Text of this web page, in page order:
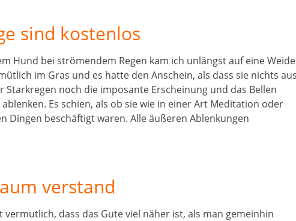
sind kostenlos
Hund bei strömendem Regen kam ich unlängst auf eine Weide
im Gras und es hatte den Anschein, als dass sie nichts
noch die imposante Erscheinung und das Bellen
Es schien, als ob sie wie in einer Art Meditation oder
Dingen beschäftigt waren. Alle äußeren Ablenkungen
verstand
vermutlich, dass das Gute viel näher ist, als man gemeinhin